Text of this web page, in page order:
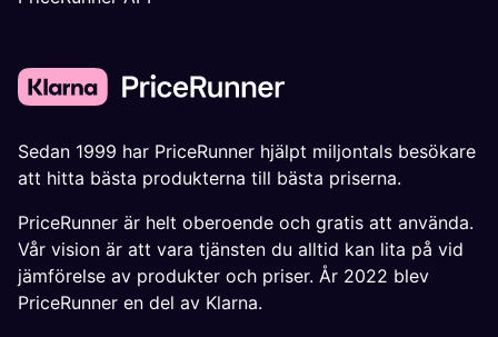
Sedan 1999 har PriceRunner hjälpt miljontals besökare
att hitta bästa produkterna till bästa priserna.
PriceRunner är helt oberoende och gratis att använda.
Vår vision är att vara tjänsten du alltid kan lita på vid
jämförelse av produkter och priser. År 2022 blev
PriceRunner en del av Klarna.